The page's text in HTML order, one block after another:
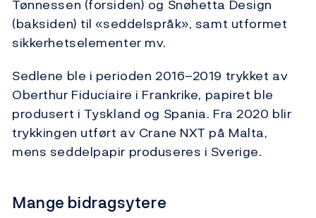
Tønnessen (forsiden) og Snøhetta Design
(baksiden) til «seddelspråk», samt utformet
sikkerhetselementer mv.
Sedlene ble i perioden 2016–2019 trykket av
Oberthur Fiduciaire i Frankrike, papiret ble
produsert i Tyskland og Spania. Fra 2020 blir
trykkingen utført av Crane NXT på Malta,
mens seddelpapir produseres i Sverige.
Mange bidragsytere